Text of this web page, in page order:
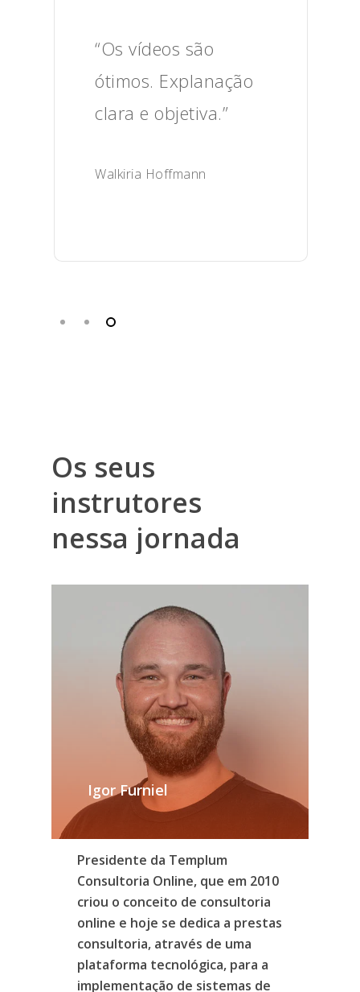
“Os vídeos são
ótimos. Explanação
clara e objetiva.”
Walkiria Hoffmann
Os seus
instrutores
nessa jornada
Igor Furniel
Presidente da Templum
Consultoria Online, que em 2010
criou o conceito de consultoria
online e hoje se dedica a prestas
consultoria, através de uma
plataforma tecnológica, para a
implementação de sistemas de